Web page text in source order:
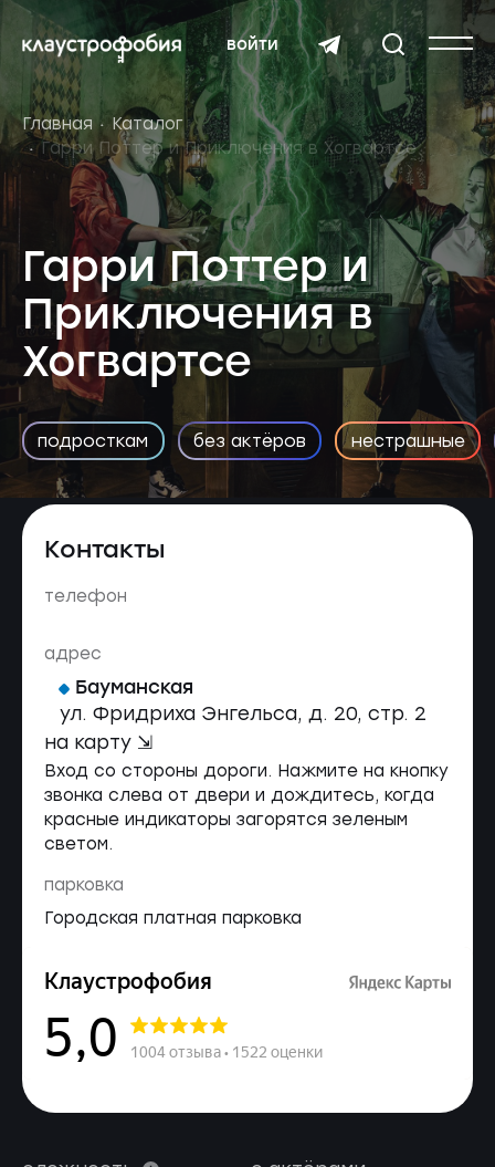
войти
Главная
Каталог
Гарри Поттер и Приключения в Хогвартсе
Гарри Поттер и
Приключения в
Хогвартсе
подросткам без актёров нестрашные
Контакты
телефон
адрес
Бауманская
ул. Фридриха Энгельса, д. 20, стр. 2
на карту ⇲
Вход со стороны дороги. Нажмите на кнопку
звонка слева от двери и дождитесь, когда
красные индикаторы загорятся зеленым
светом.
парковка
Городская платная парковка